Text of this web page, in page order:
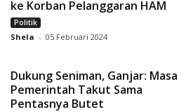
ke Korban Pelanggaran HAM
Politik
Shela - 05 Februari 2024
Dukung Seniman, Ganjar: Masa
Pemerintah Takut Sama
Pentasnya Butet